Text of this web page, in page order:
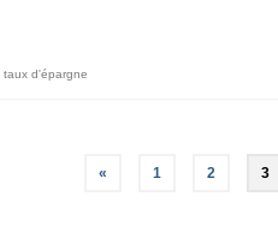
taux d'épargne
« 1 2 3